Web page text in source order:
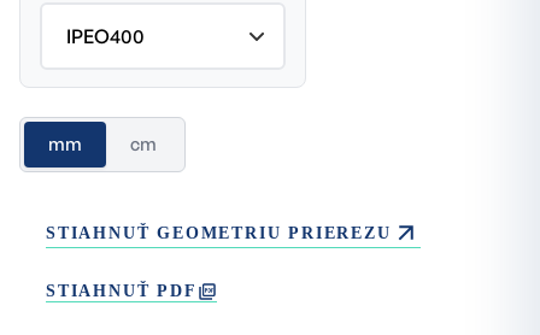
mm cm
STIAHNUŤ GEOMETRIU PRIEREZU
STIAHNUŤ PDF